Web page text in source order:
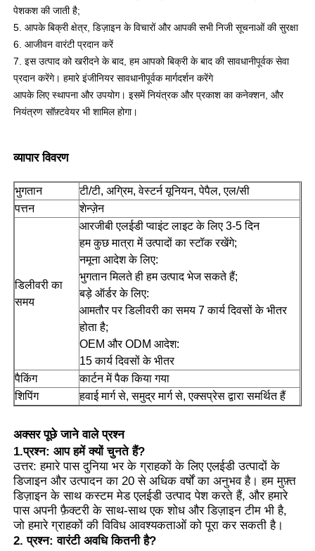
एलईडी ग्रिल स्क्रीन
पारदर्शी प्रदर्शन स्क्रीन
पेशकश की जाती है;
5. आपके बिक्री क्षेत्र, डिज़ाइन के विचारों और आपकी सभी निजी सूचनाओं की सुरक्षा
6. आजीवन वारंटी प्रदान करें
7. इस उत्पाद को खरीदने के बाद, हम आपको बिक्री के बाद की सावधानीपूर्वक सेवा
प्रदान करेंगे। हमारे इंजीनियर सावधानीपूर्वक मार्गदर्शन करेंगे
आपके लिए स्थापना और उपयोग। इसमें नियंत्रक और प्रकाश का कनेक्शन, और
नियंत्रण सॉफ़्टवेयर भी शामिल होगा।
व्यापार विवरण
भुगतान
टी/टी, अग्रिम, वेस्टर्न यूनियन, पेपैल, एल/सी
पत्तन
शेन्ज़ेन
डिलीवरी का
समय
आरजीबी एलईडी प्वाइंट लाइट के लिए 3-5 दिन
हम कुछ मात्रा में उत्पादों का स्टॉक रखेंगे;
नमूना आदेश के लिए:
भुगतान मिलते ही हम उत्पाद भेज सकते हैं;
बड़े ऑर्डर के लिए:
आमतौर पर डिलीवरी का समय 7 कार्य दिवसों के भीतर
होता है;
OEM और ODM आदेश:
15 कार्य दिवसों के भीतर
पैकिंग
कार्टन में पैक किया गया
शिपिंग
हवाई मार्ग से, समुद्र मार्ग से, एक्सप्रेस द्वारा समर्थित हैं
अक्सर पूछे जाने वाले प्रश्न
1.प्रश्न: आप हमें क्यों चुनते हैं?
उत्तर: हमारे पास दुनिया भर के ग्राहकों के लिए एलईडी उत्पादों के
डिजाइन और उत्पादन का 20 से अधिक वर्षों का अनुभव है। हम मुफ़्त
डिज़ाइन के साथ कस्टम मेड एलईडी उत्पाद पेश करते हैं, और हमारे
पास अपनी फ़ैक्टरी के साथ-साथ एक शोध और डिज़ाइन टीम भी है,
जो हमारे ग्राहकों की विविध आवश्यकताओं को पूरा कर सकती है।
2. प्रश्न: वारंटी अवधि कितनी है?